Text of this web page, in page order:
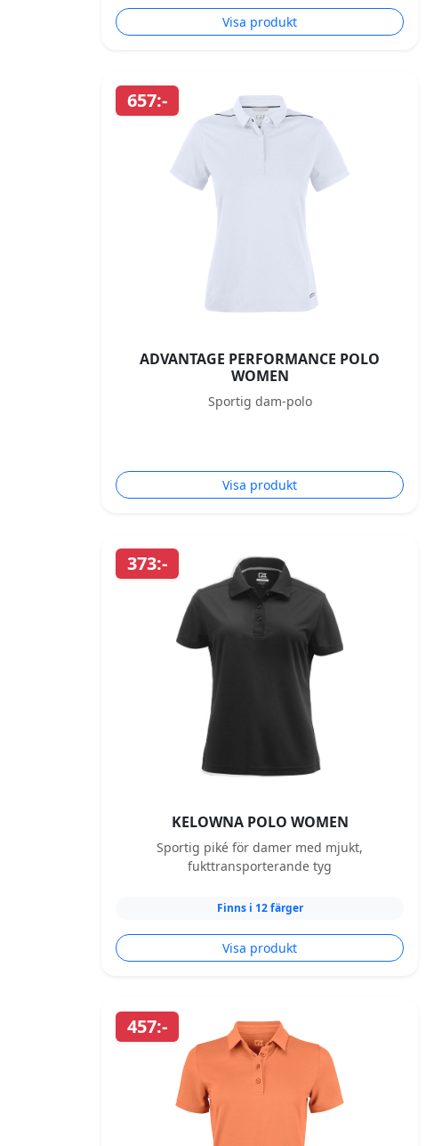
Visa produkt
657:-
ADVANTAGE PERFORMANCE POLO
WOMEN
Sportig dam-polo
Visa produkt
373:-
KELOWNA POLO WOMEN
Sportig piké för damer med mjukt,
fukttransporterande tyg
Finns i 12 färger
Visa produkt
457:-